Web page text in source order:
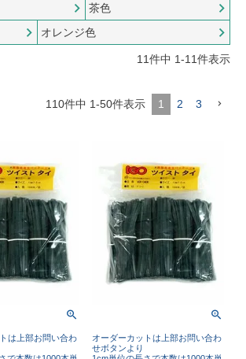
茶色
オレンジ色
11件中 1-11件表示
110件中 1-50件表示 1 2 3
は上部お問い合わ
オーダーカットは上部お問い合わ
せボタンより